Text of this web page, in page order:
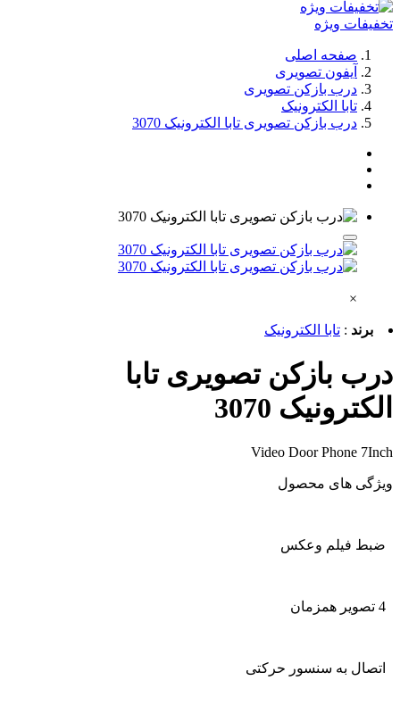
تخفیفات ویژه
صفحه اصلی
آیفون تصویری
درب بازکن تصویری
تابا الکترونیک
درب بازکن تصویری تابا الکترونیک 3070
×
برند : تابا الکترونیک
درب بازکن تصویری تابا
الکترونیک 3070
Video Door Phone 7Inch
ویژگی های محصول
ضبط فیلم وعکس
اتصال به سنسور حرکتی